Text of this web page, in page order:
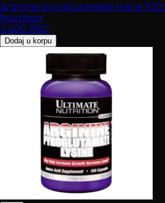
Arginine pyroglutamate lysine
Nutrition
3.400 RSD
Dodaj u korpu